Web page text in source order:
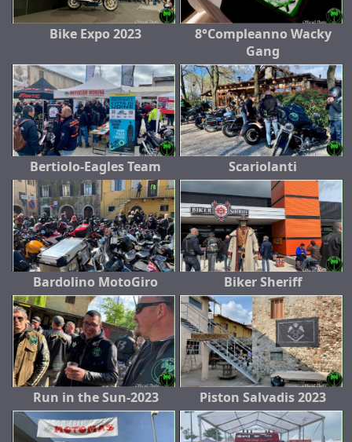
Bike Expo 2023
8°Compleanno Wacky
Gang
Bertiolo-Eagles Team Scariolanti
Bardolino MotoGiro Biker Sheriff
Run in the Sun-2023 Piston Salvadis 2023